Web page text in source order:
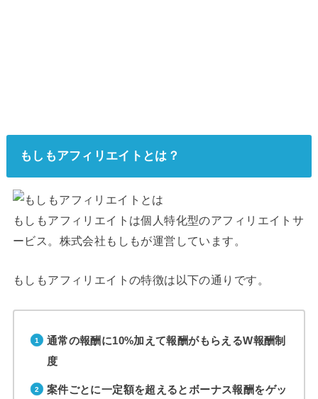
もしもアフィリエイトとは？
もしもアフィリエイトは個人特化型のアフィリエイトサ
ービス。株式会社もしもが運営しています。
もしもアフィリエイトの特徴は以下の通りです。
通常の報酬に10%加えて報酬がもらえるW報酬制
度
案件ごとに一定額を超えるとボーナス報酬をゲッ